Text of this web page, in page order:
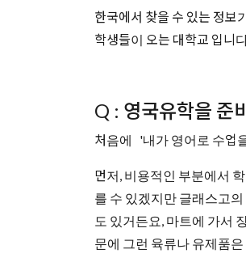
한국에서 찾을 수 있는 정보
학생들이 오는 대학교 입니
Q : 영국유학을 준
처음에 '내가 영어로 수업
먼저, 비용적인 부분에서
를 수 있겠지만 글래스고
도 있거든요, 마트에 가서
문에 그런 육류나 유제품